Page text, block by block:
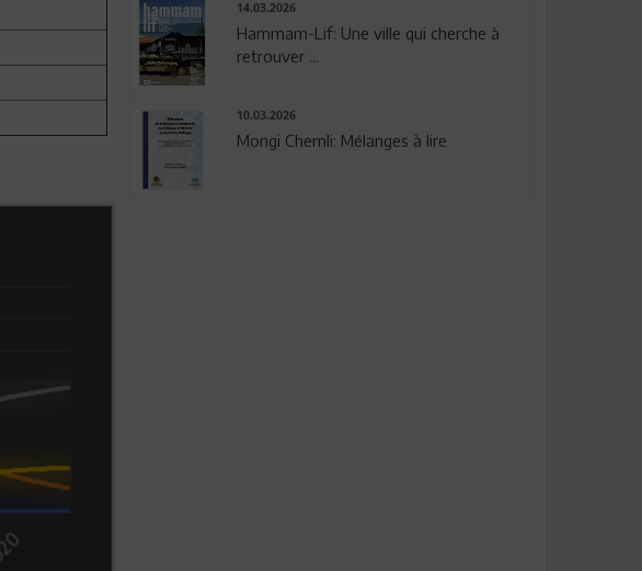
14.03.2026
Hammam-Lif: Une ville qui cherche à
retrouver ...
10.03.2026
Mongi Chemli: Mélanges à lire